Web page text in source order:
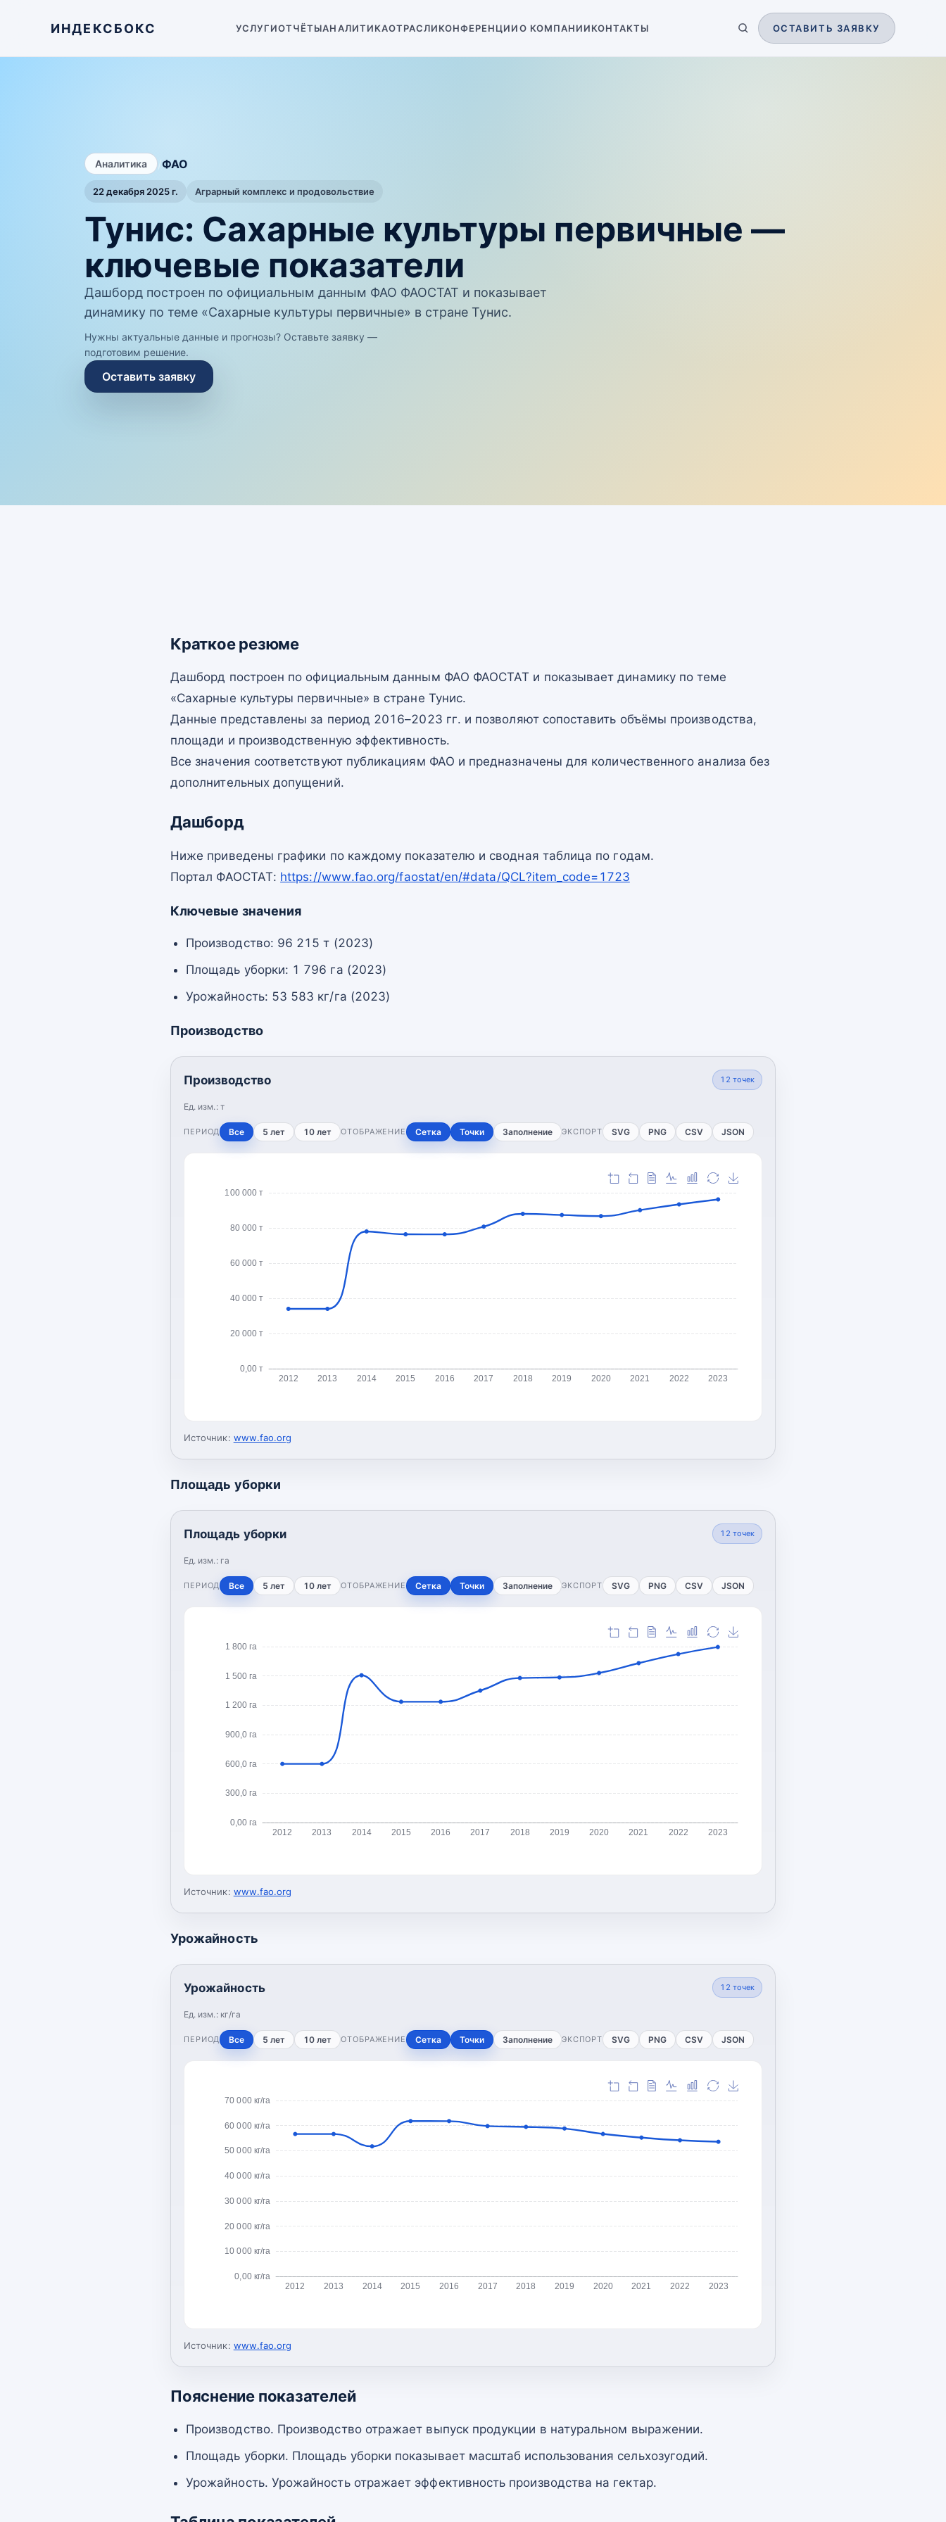
ИНДЕКСБОКС УСЛУГИОТЧЁТЫАНАЛИТИКАОТРАСЛИКОНФЕРЕНЦИИО КОМПАНИИКОНТАКТЫ ОСТАВИТЬ ЗАЯВКУ
Аналитика /ФАО
22 декабря 2025 г. Аграрный комплекс и продовольствие
Тунис: Сахарные культуры первичные —
ключевые показатели
Дашборд построен по официальным данным ФАО ФАОСТАТ и показывает
динамику по теме «Сахарные культуры первичные» в стране Тунис.
Нужны актуальные данные и прогнозы? Оставьте заявку —
подготовим решение.
Оставить заявку
Краткое резюме
Дашборд построен по официальным данным ФАО ФАОСТАТ и показывает динамику по теме
«Сахарные культуры первичные» в стране Тунис.
Данные представлены за период 2016–2023 гг. и позволяют сопоставить объёмы производства,
площади и производственную эффективность.
Все значения соответствуют публикациям ФАО и предназначены для количественного анализа без
дополнительных допущений.
Дашборд
Ниже приведены графики по каждому показателю и сводная таблица по годам.
Портал ФАОСТАТ: https://www.fao.org/faostat/en/#data/QCL?item_code=1723
Ключевые значения
Производство: 96 215 т (2023)
Площадь уборки: 1 796 га (2023)
Урожайность: 53 583 кг/га (2023)
Производство
Производство
Ед. изм.: т
12 точек
ПЕРИОД Все 5 лет 10 лет ОТОБРАЖЕНИЕ Сетка Точки Заполнение ЭКСПОРТ SVG PNG CSV JSON
0,00 т
20 000 т
40 000 т
60 000 т
80 000 т
100 000 т
2012 2013 2014 2015 2016 2017 2018 2019 2020 2021 2022 2023
Источник: www.fao.org
Площадь уборки
Площадь уборки
Ед. изм.: га
12 точек
ПЕРИОД Все 5 лет 10 лет ОТОБРАЖЕНИЕ Сетка Точки Заполнение ЭКСПОРТ SVG PNG CSV JSON
0,00 га
300,0 га
600,0 га
900,0 га
1 200 га
1 500 га
1 800 га
2012 2013 2014 2015 2016 2017 2018 2019 2020 2021 2022 2023
Источник: www.fao.org
Урожайность
Урожайность
Ед. изм.: кг/га
12 точек
ПЕРИОД Все 5 лет 10 лет ОТОБРАЖЕНИЕ Сетка Точки Заполнение ЭКСПОРТ SVG PNG CSV JSON
0,00 кг/га
10 000 кг/га
20 000 кг/га
30 000 кг/га
40 000 кг/га
50 000 кг/га
60 000 кг/га
70 000 кг/га
2012 2013 2014 2015 2016 2017 2018 2019 2020 2021 2022 2023
Источник: www.fao.org
Пояснение показателей
Производство. Производство отражает выпуск продукции в натуральном выражении.
Площадь уборки. Площадь уборки показывает масштаб использования сельхозугодий.
Урожайность. Урожайность отражает эффективность производства на гектар.